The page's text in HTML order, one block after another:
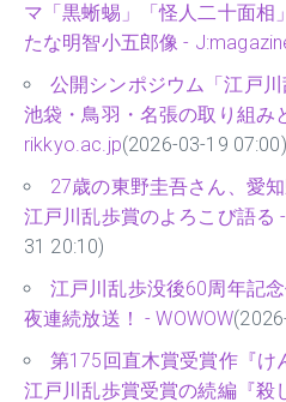
マ「黒蜥蜴」「怪人二十面相
たな明智小五郎像 -
公開シンポジウム「江戸
池袋・鳥羽・名張の取り組み
rikkyo.ac.jp(2026-03-19 07:00)
27歳の東野圭吾さん、愛
江戸川乱歩賞のよろこび語る
31 20:10)
江戸川乱歩没後60周年記
夜連続放送！ - WOWOW
第175回直木賞受賞作『け
江戸川乱歩賞受賞の続編『殺